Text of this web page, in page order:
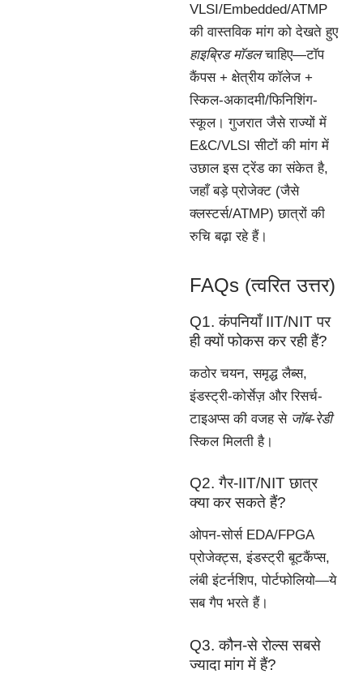
VLSI/Embedded/ATMP
की वास्तविक मांग को देखते हुए
हाइब्रिड मॉडलचाहिए—टॉप
कैंपस + क्षेत्रीय कॉलेज +
स्किल-अकादमी/फिनिशिंग-
स्कूल। गुजरात जैसे राज्यों में
E&C/VLSI सीटों की मांग में
उछाल इस ट्रेंड का संकेत है,
जहाँ बड़े प्रोजेक्ट (जैसे
क्लस्टर्स/ATMP) छात्रों की
रुचि बढ़ा रहे हैं।
FAQs (त्वरित उत्तर)
Q1. कंपनियाँ IIT/NIT पर
ही क्यों फोकस कर रही हैं?
कठोर चयन, समृद्ध लैब्स,
इंडस्ट्री-कोर्सेज़ और रिसर्च-
टाइअप्स की वजह से जॉब-रेडी
स्किल मिलती है।
Q2. गैर-IIT/NIT छात्र
क्या कर सकते हैं?
ओपन-सोर्स EDA/FPGA
प्रोजेक्ट्स, इंडस्ट्री बूटकैंप्स,
लंबी इंटर्नशिप, पोर्टफोलियो—ये
सब गैप भरते हैं।
Q3. कौन-से रोल्स सबसे
ज्यादा मांग में हैं?